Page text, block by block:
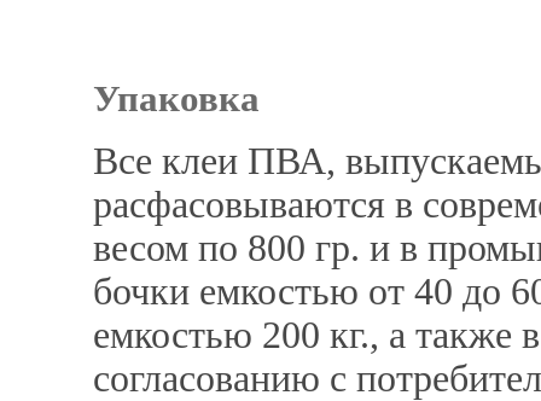
Упаковка
Все клеи ПВА,
расфасовываются в
весом по 800 гр. и в
бочки емкостью от 40 до
емкостью 200 кг., а
согласованию с